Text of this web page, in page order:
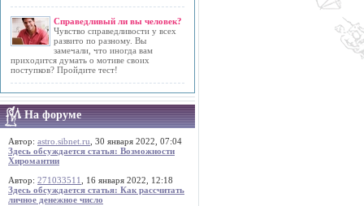
Справедливый ли вы человек?
Чувство справедливости у всех
развито по разному. Вы
замечали, что иногда вам
приходится думать о мотиве своих
поступков? Пройдите тест!
На форуме
Автор: astro.sibnet.ru , 30 января 2022, 07:04
Здесь обсуждается статья: Возможности
Хиромантии
Автор: 271033511
, 16 января 2022, 12:18
Здесь обсуждается статья: Как рассчитать
личное денежное число